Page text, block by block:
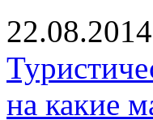
22.08.2014
на какие